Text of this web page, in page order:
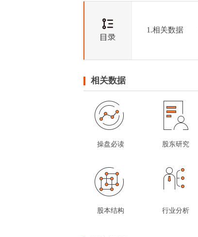
1.相关数据
相关数据
操盘必读 股东研究
股本结构 行业分析